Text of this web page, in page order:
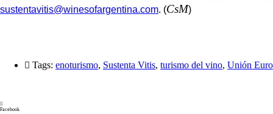
sustentavitis@winesofargentina.com. (CsM)
Tags: enoturismo, Sustenta Vitis, turismo del vino, Unión
Facebook